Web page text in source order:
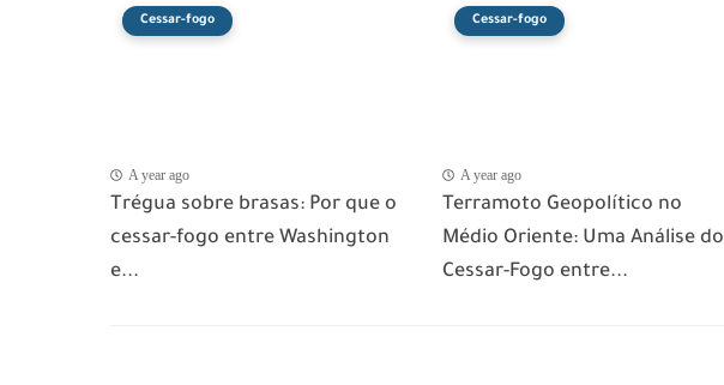
Cessar-fogo
A year ago
Trégua sobre brasas: Por que o
cessar-fogo entre Washington
e...
Cessar-fogo
A year ago
Terramoto Geopolítico no
Médio Oriente: Uma Análise do
Cessar-Fogo entre...